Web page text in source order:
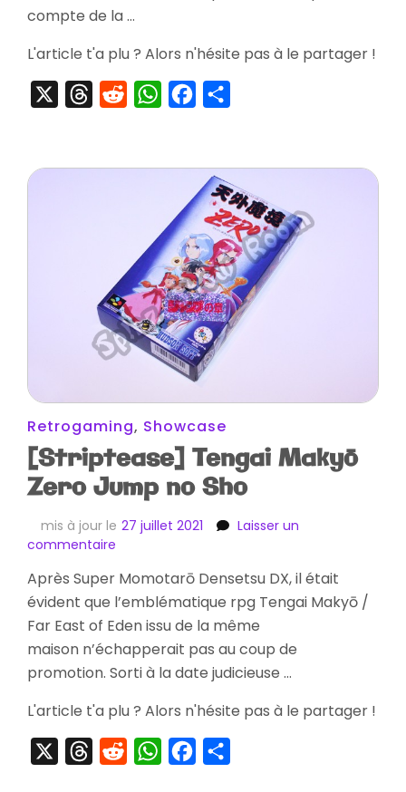
Inbou
compte de la …
L'article t'a plu ? Alors n'hésite pas à le partager !
ThreadsRedditWhatsAppFacebook
Retrogaming, Showcase
[Striptease] Tengai Makyō
Zero Jump no Sho
mis à jour le 27 juillet 2021
Laisser un
commentaire
Tengai
Makyō
Zero
no
Sho
Après Super Momotarō Densetsu DX, il était
évident que l’emblématique rpg Tengai Makyō /
Far East of Eden issu de la même
maison n’échapperait pas au coup de
promotion. Sorti à la date judicieuse …
L'article t'a plu ? Alors n'hésite pas à le partager !
ThreadsRedditWhatsAppFacebook